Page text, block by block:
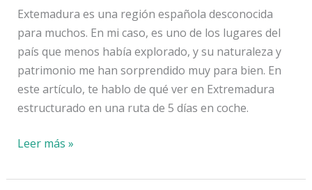
Extemadura es una región española desconocida
para muchos. En mi caso, es uno de los lugares del
país que menos había explorado, y su naturaleza y
patrimonio me han sorprendido muy para bien. En
este artículo, te hablo de qué ver en Extremadura
estructurado en una ruta de 5 días en coche.
Qué
en
Leer más »